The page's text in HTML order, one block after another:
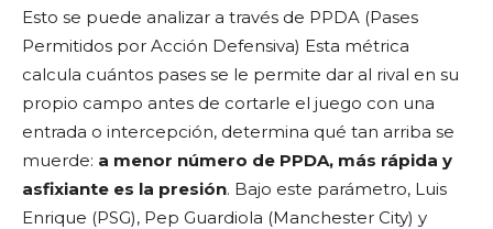
Esto se puede analizar a través de PPDA (Pases
Permitidos por Acción Defensiva) Esta métrica
calcula cuántos pases se le permite dar al rival en su
propio campo antes de cortarle el juego con una
entrada o intercepción, determina qué tan arriba se
muerde: a menor número de PPDA, más rápida y
asfixiante es la presión. Bajo este parámetro, Luis
Enrique (PSG), Pep Guardiola (Manchester City) y